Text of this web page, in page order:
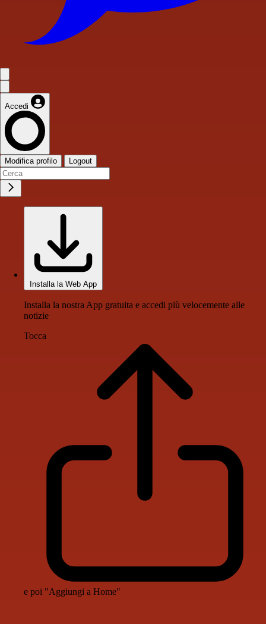
Accedi
Modifica profilo Logout
Installa la Web App
Installa la nostra App gratuita e accedi più velocemente alle
notizie
Tocca
e poi "Aggiungi a Home"